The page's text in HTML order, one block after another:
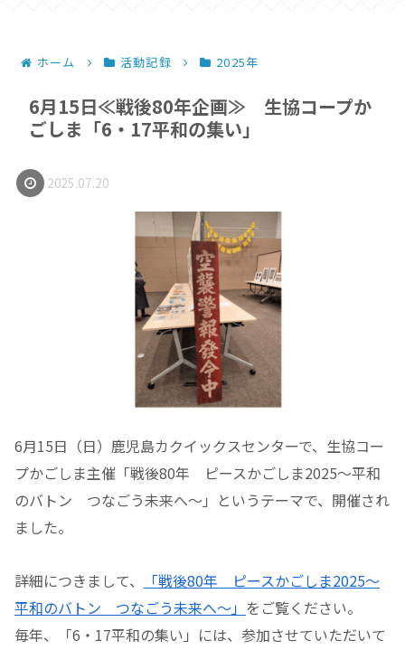
ホーム 活動記録 2025年
6月15日≪戦後80年企画≫ 生協コープか
ごしま「6・17平和の集い」
2025.07.20
6月15日（日）鹿児島カクイックスセンターで、生協コー
プかごしま主催「戦後80年 ピースかごしま2025～平和
のバトン つなごう未来へ～」というテーマで、開催され
ました。
詳細につきまして、
「戦後80年 ピースかごしま2025～
平和のバトン つなごう未来へ～」 をご覧ください。
毎年、「6・17平和の集い」には、参加させていただいて